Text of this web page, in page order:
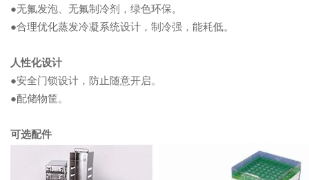
●无氟发泡、无氟制冷剂，绿色环保。
●合理优化蒸发冷凝系统设计，制冷强，能耗低。
人性化设计
●安全门锁设计，防止随意开启。
●配储物筐。
可选配件